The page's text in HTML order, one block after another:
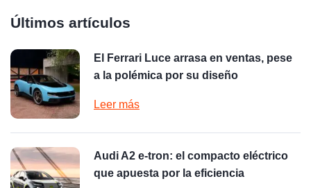
Últimos artículos
El Ferrari Luce arrasa en ventas, pese
a la polémica por su diseño
Leer más
Audi A2 e-tron: el compacto eléctrico
que apuesta por la eficiencia